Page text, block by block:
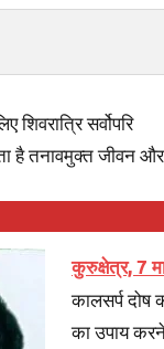
शिवरात्रि सर्वोपरि
है तनावमुक्त जीवन
कुरुक्षेत्र, 7
कालसर्प दोष
का उपाय करने